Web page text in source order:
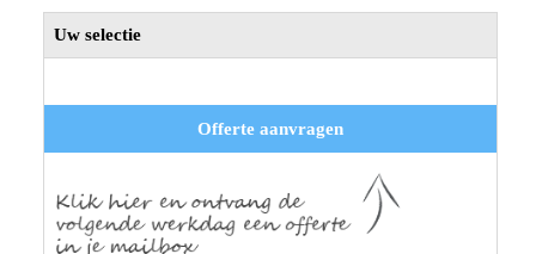
Uw selectie
Offerte aanvragen